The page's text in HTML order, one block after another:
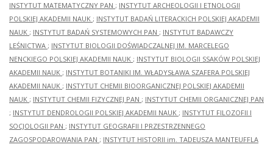
INSTYTUT MATEMATYCZNY PAN ; INSTYTUT ARCHEOLOGII I ETNOLOGII
POLSKIEJ AKADEMII NAUK ; INSTYTUT BADAŃ LITERACKICH POLSKIEJ AKADEMII
NAUK ; INSTYTUT BADAŃ SYSTEMOWYCH PAN ; INSTYTUT BADAWCZY
LEŚNICTWA ; INSTYTUT BIOLOGII DOŚWIADCZALNEJ IM. MARCELEGO
NENCKIEGO POLSKIEJ AKADEMII NAUK ; INSTYTUT BIOLOGII SSAKÓW POLSKIEJ
AKADEMII NAUK ; INSTYTUT BOTANIKI IM. WŁADYSŁAWA SZAFERA POLSKIEJ
AKADEMII NAUK ; INSTYTUT CHEMII BIOORGANICZNEJ POLSKIEJ AKADEMII
NAUK ; INSTYTUT CHEMII FIZYCZNEJ PAN ; INSTYTUT CHEMII ORGANICZNEJ PAN
; INSTYTUT DENDROLOGII POLSKIEJ AKADEMII NAUK ; INSTYTUT FILOZOFII I
SOCJOLOGII PAN ; INSTYTUT GEOGRAFII I PRZESTRZENNEGO
ZAGOSPODAROWANIA PAN ; INSTYTUT HISTORII im. TADEUSZA MANTEUFFLA